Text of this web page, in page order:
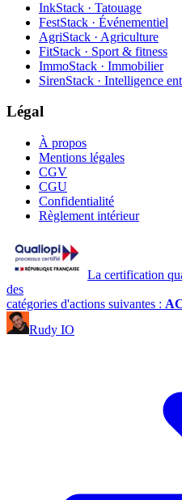
InkStack · Tatouage
FestStack · Événementiel
AgriStack · Agriculture
FitStack · Sport & fitness
ImmoStack · Immobilier
SirenStack · Intelligence
Légal
À propos
Mentions légales
CGV
CGU
Confidentialité
Règlement intérieur
La certification
des
catégories d'actions suivantes :
Rudy IO